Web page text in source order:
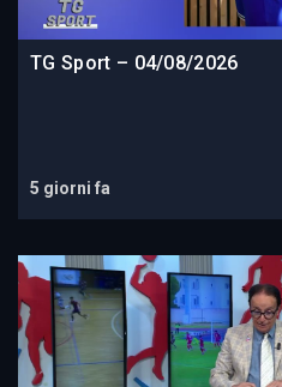
TG Sport – 04/08/2026
5 giorni fa